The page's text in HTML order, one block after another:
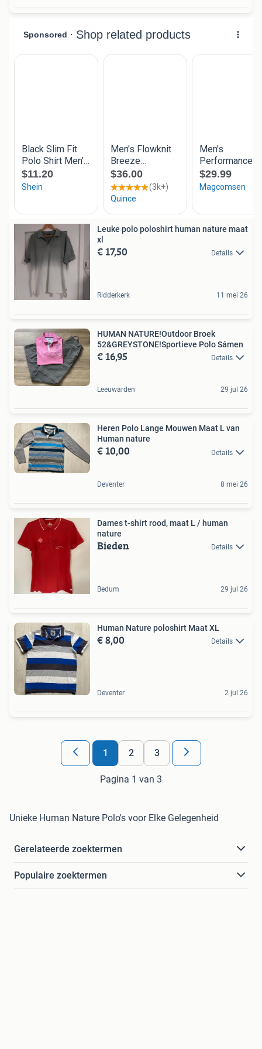
Leuke polo poloshirt human nature maat
xl
€ 17,50 Details
Ridderkerk 11 mei 26
HUMAN NATURE!Outdoor Broek
52&GREYSTONE!Sportieve Polo Sámen
€ 16,95 Details
Leeuwarden 29 jul 26
Heren Polo Lange Mouwen Maat L van
Human nature
€ 10,00 Details
Deventer 8 mei 26
Dames t-shirt rood, maat L / human
nature
Bieden Details
Bedum 29 jul 26
Human Nature poloshirt Maat XL
€ 8,00 Details
Deventer 2 jul 26
1 2 3
Pagina 1 van 3
Unieke Human Nature Polo's voor Elke Gelegenheid
Gerelateerde zoektermen
Populaire zoektermen